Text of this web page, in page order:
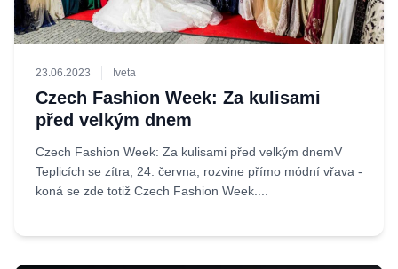
23.06.2023 Iveta
Czech Fashion Week: Za kulisami
před velkým dnem
Czech Fashion Week: Za kulisami před velkým dnemV
Teplicích se zítra, 24. června, rozvine přímo módní vřava -
koná se zde totiž Czech Fashion Week....